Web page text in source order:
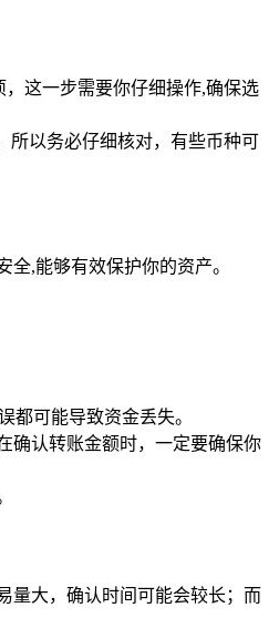
这一步需要你仔细操作,确保选
所以务必仔细核对，有些币种可
,能够有效保护你的资产。
都可能导致资金丢失。
确认转账金额时，一定要确保你
量大，确认时间可能会较长；而